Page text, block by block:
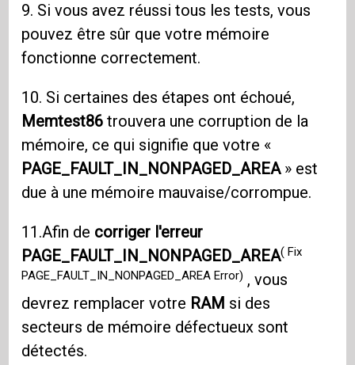
9. Si vous avez réussi tous les tests, vous
pouvez être sûr que votre mémoire
fonctionne correctement.
10. Si certaines des étapes ont échoué,
Memtest86 trouvera une corruption de la
mémoire, ce qui signifie que votre «
PAGE_FAULT_IN_NONPAGED_AREA» est
due à une mémoire mauvaise/corrompue.
11.Afin de corriger l'erreur
PAGE_FAULT_IN_NONPAGED_AREA( Fix
PAGE_FAULT_IN_NONPAGED_AREA Error) , vous
devrez remplacer votre RAM si des
secteurs de mémoire défectueux sont
détectés.